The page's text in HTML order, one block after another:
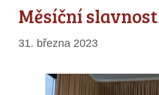
Měsíční slavnost
31. března 2023